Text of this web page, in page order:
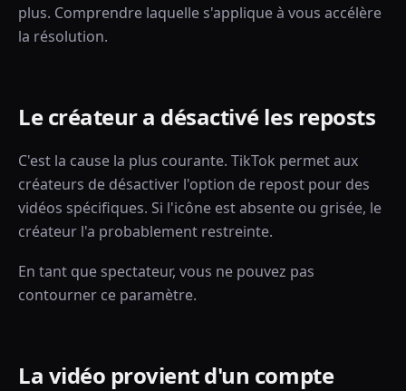
plus. Comprendre laquelle s'applique à vous accélère
la résolution.
Le créateur a désactivé les reposts
C'est la cause la plus courante. TikTok permet aux
créateurs de désactiver l'option de repost pour des
vidéos spécifiques. Si l'icône est absente ou grisée, le
créateur l'a probablement restreinte.
En tant que spectateur, vous ne pouvez pas
contourner ce paramètre.
La vidéo provient d'un compte